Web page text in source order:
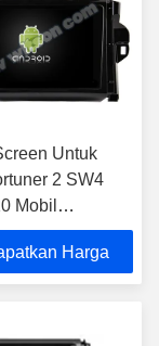
Untuk
2 SW4
Mobil
Stereo
Harga